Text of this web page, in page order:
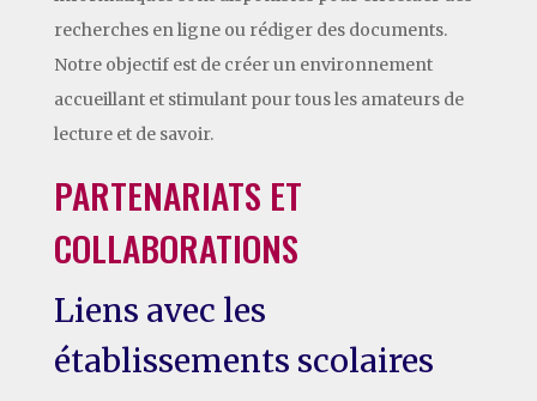
recherches en ligne ou rédiger des documents.
Notre objectif est de créer un environnement
accueillant et stimulant pour tous les amateurs de
lecture et de savoir.
PARTENARIATS ET
COLLABORATIONS
Liens avec les
établissements scolaires